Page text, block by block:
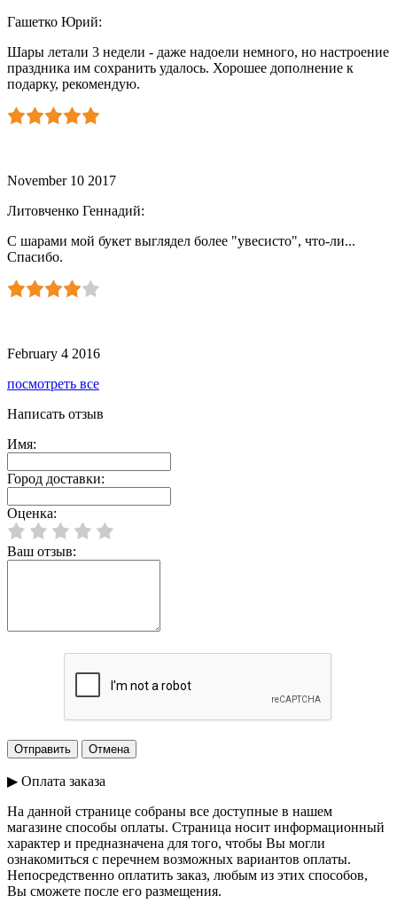
Гашетко Юрий:
Шары летали 3 недели - даже надоели немного, но настроение
праздника им сохранить удалось. Хорошее дополнение к
подарку, рекомендую.
November 10 2017
Литовченко Геннадий:
С шарами мой букет выглядел более "увесисто", что-ли...
Спасибо.
February 4 2016
посмотреть все
Написать отзыв
Имя:
Город доставки:
Оценка:
Ваш отзыв:
▶ Оплата заказа
На данной странице собраны все доступные в нашем
магазине способы оплаты. Страница носит информационный
характер и предназначена для того, чтобы Вы могли
ознакомиться с перечнем возможных вариантов оплаты.
Непосредственно оплатить заказ, любым из этих способов,
Вы сможете после его размещения.